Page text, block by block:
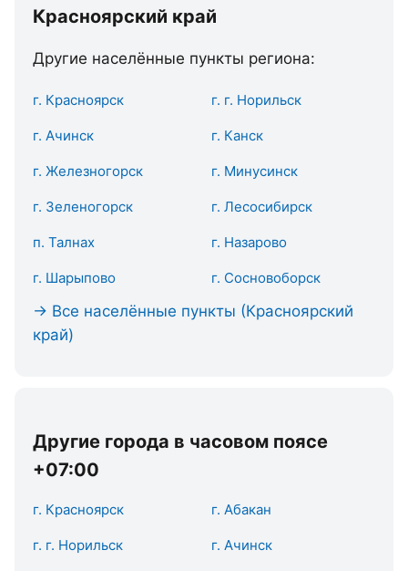
Красноярский край
Другие населённые пункты региона:
г. Красноярск г. г. Норильск
г. Ачинск г. Канск
г. Железногорск г. Минусинск
г. Зеленогорск г. Лесосибирск
п. Талнах г. Назарово
г. Шарыпово г. Сосновоборск
→ Все населённые пункты (Красноярский
край)
Другие города в часовом поясе
+07:00
г. Красноярск г. Абакан
г. г. Норильск г. Ачинск